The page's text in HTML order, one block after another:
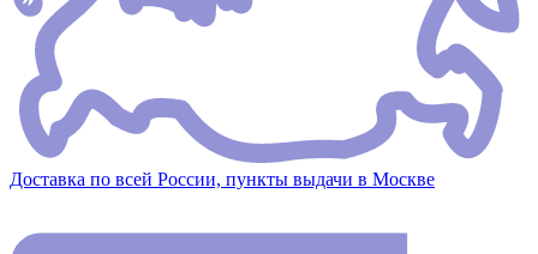
Доставка по всей России, пункты выдачи в Москве